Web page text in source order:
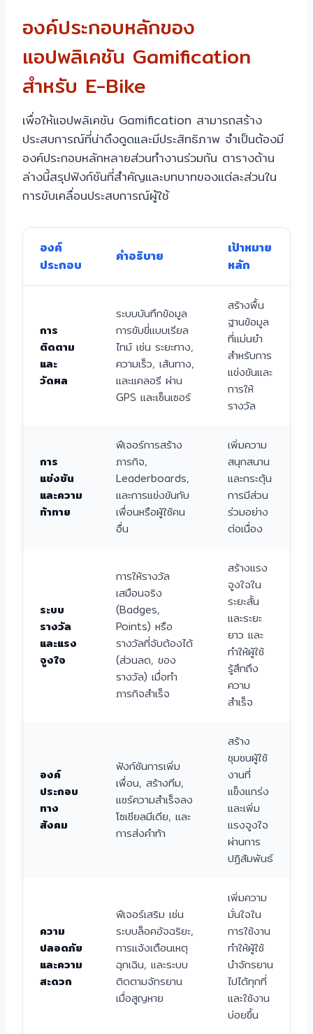
องค์ประกอบหลักของ
แอปพลิเคชัน Gamification
สำหรับ E-Bike
เพื่อให้แอปพลิเคชัน Gamification สามารถสร้าง
ประสบการณ์ที่น่าดึงดูดและมีประสิทธิภาพ จำเป็นต้องมี
องค์ประกอบหลักหลายส่วนทำงานร่วมกัน ตารางด้าน
ล่างนี้สรุปฟังก์ชันที่สำคัญและบทบาทของแต่ละส่วนใน
การขับเคลื่อนประสบการณ์ผู้ใช้
องค์
ประกอบ
คำอธิบาย
เป้าหมาย
หลัก
การ
ติดตาม
และ
วัดผล
ระบบบันทึกข้อมูล
การขับขี่แบบเรียล
ไทม์ เช่น ระยะทาง,
ความเร็ว, เส้นทาง,
และแคลอรี ผ่าน
GPS และเซ็นเซอร์
สร้างพื้น
ฐานข้อมูล
ที่แม่นยำ
สำหรับการ
แข่งขันและ
การให้
รางวัล
การ
แข่งขัน
และความ
ท้าทาย
ฟีเจอร์การสร้าง
ภารกิจ,
Leaderboards,
และการแข่งขันกับ
เพื่อนหรือผู้ใช้คน
อื่น
เพิ่มความ
สนุกสนาน
และกระตุ้น
การมีส่วน
ร่วมอย่าง
ต่อเนื่อง
ระบบ
รางวัล
และแรง
จูงใจ
การให้รางวัล
เสมือนจริง
(Badges,
Points) หรือ
รางวัลที่จับต้องได้
(ส่วนลด, ของ
รางวัล) เมื่อทำ
ภารกิจสำเร็จ
สร้างแรง
จูงใจใน
ระยะสั้น
และระยะ
ยาว และ
ทำให้ผู้ใช้
รู้สึกถึง
ความ
สำเร็จ
องค์
ประกอบ
ทาง
สังคม
ฟังก์ชันการเพิ่ม
เพื่อน, สร้างทีม,
แชร์ความสำเร็จลง
โซเชียลมีเดีย, และ
การส่งคำท้า
สร้าง
ชุมชนผู้ใช้
งานที่
แข็งแกร่ง
และเพิ่ม
แรงจูงใจ
ผ่านการ
ปฏิสัมพันธ์
ความ
ปลอดภัย
และความ
สะดวก
ฟีเจอร์เสริม เช่น
ระบบล็อคอัจฉริยะ,
การแจ้งเตือนเหตุ
ฉุกเฉิน, และระบบ
ติดตามจักรยาน
เมื่อสูญหาย
เพิ่มความ
มั่นใจใน
การใช้งาน
ทำให้ผู้ใช้
นำจักรยาน
ไปได้ทุกที่
และใช้งาน
บ่อยขึ้น